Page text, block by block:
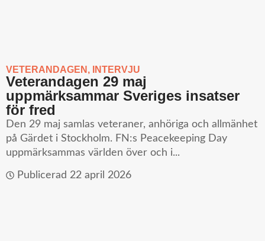
VETERANDAGEN , INTERVJU
Veterandagen 29 maj
uppmärksammar Sveriges insatser
för fred
Den 29 maj samlas veteraner, anhöriga och allmänhet
på Gärdet i Stockholm. FN:s Peacekeeping Day
uppmärksammas världen över och i...
Publicerad 22 april 2026